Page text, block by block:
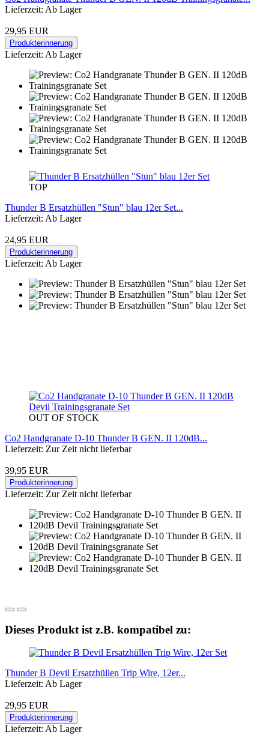
Lieferzeit: Ab Lager
29,95 EUR
Produkterinnerung
Lieferzeit: Ab Lager
TOP
Thunder B Ersatzhüllen "Stun" blau 12er Set...
Lieferzeit: Ab Lager
24,95 EUR
Produkterinnerung
Lieferzeit: Ab Lager
OUT OF STOCK
Co2 Handgranate D-10 Thunder B GEN. II 120dB...
Lieferzeit: Zur Zeit nicht lieferbar
39,95 EUR
Produkterinnerung
Lieferzeit: Zur Zeit nicht lieferbar
Dieses Produkt ist z.B. kompatibel zu:
Thunder B Devil Ersatzhüllen Trip Wire, 12er...
Lieferzeit: Ab Lager
29,95 EUR
Produkterinnerung
Lieferzeit: Ab Lager